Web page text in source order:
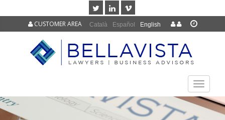
Català Español English
CUSTOMER AREA
TOGGLE